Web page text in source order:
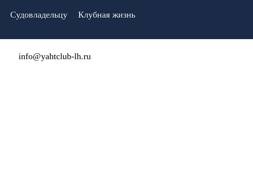
Судовладельцу
Клубная жизнь
info@yahtclub-lh.ru